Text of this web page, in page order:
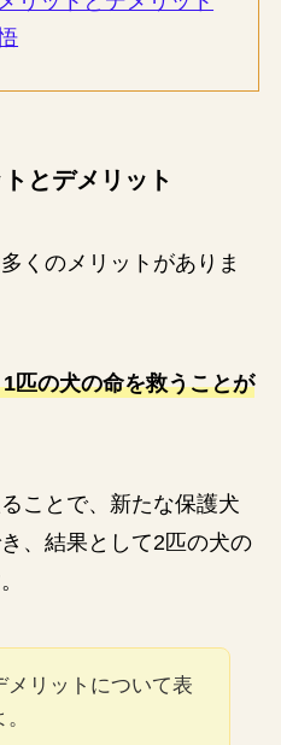
とデメリット
くのメリットがありま
匹の犬の命を救うことが
ことで、新たな保護犬
、結果として2匹の犬の
メリットについて表